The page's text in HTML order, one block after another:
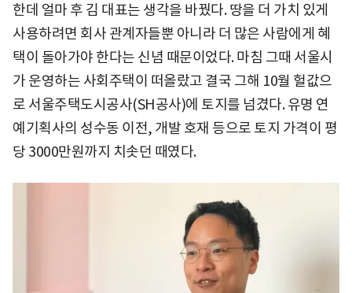
한데 얼마 후 김 대표는 생각을 바꿨다. 땅을 더 가치 있게
사용하려면 회사 관계자들뿐 아니라 더 많은 사람에게 혜
택이 돌아가야 한다는 신념 때문이었다. 마침 그때 서울시
가 운영하는 사회주택이 떠올랐고 결국 그해 10월 헐값으
로 서울주택도시공사(SH공사)에 토지를 넘겼다. 유명 연
예기획사의 성수동 이전, 개발 호재 등으로 토지 가격이 평
당 3000만원까지 치솟던 때였다.